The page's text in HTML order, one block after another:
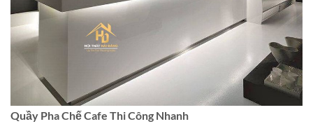
Quầy Pha Chế Cafe Thi Công Nhanh